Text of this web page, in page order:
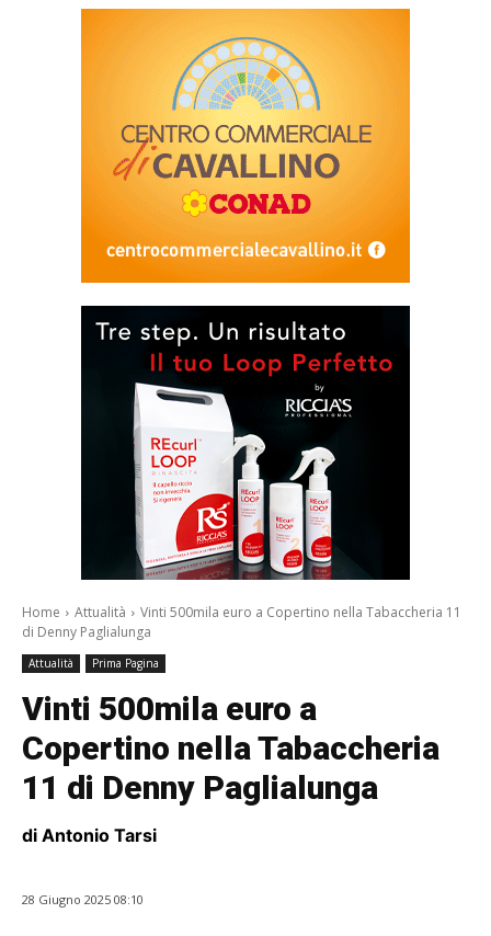
Home Attualità
Vinti 500mila euro a Copertino nella Tabaccheria 11
di Denny Paglialunga
Attualità Prima Pagina
Vinti 500mila euro a
Copertino nella Tabaccheria
11 di Denny Paglialunga
di Antonio Tarsi
28 Giugno 2025 08:10